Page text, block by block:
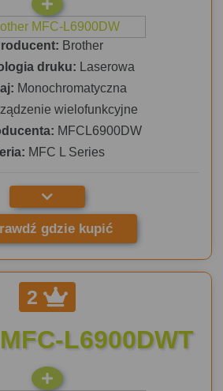
Brother
druku: Laserowa
Monochromatyczna
wielofunkcyjne
MFCL6900DW
MFC L Series
gdzie kupić
2
L6900DWT